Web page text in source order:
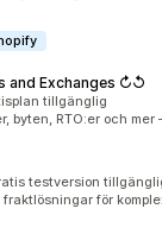
and Exchanges ↻↺
totalt tillgänglig
byten, RTO:er och
totalt
testversion
fraktlösningar för